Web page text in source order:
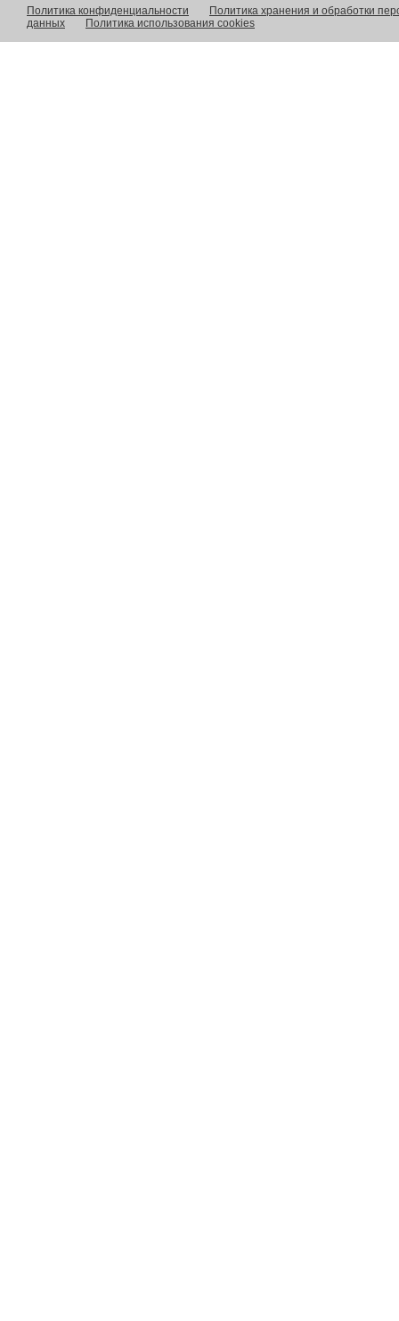
Политика конфиденциальности
Политика хранения и обработки
данных
Политика использования cookies